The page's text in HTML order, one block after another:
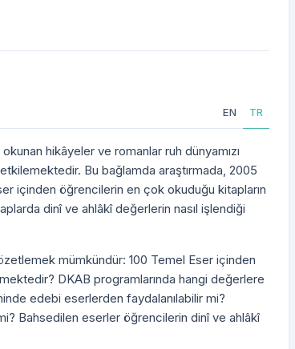
EN TR
hikâyeler ve romanlar ruh dünyamızı
Bu bağlamda araştırmada, 2005
içinden öğrencilerin en çok okuduğu kitapların
dinî ve ahlâkî değerlerin nasıl işlendiği
mümkündür: 100 Temel Eser içinden
DKAB programlarında hangi değerlere
edebi eserlerden faydalanılabilir mi?
Bahsedilen eserler öğrencilerin dinî ve ahlâkî